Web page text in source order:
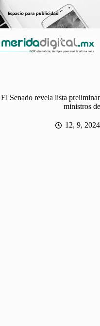
al
contenido
El Senado revela lista
ministros
12, 9, 2024